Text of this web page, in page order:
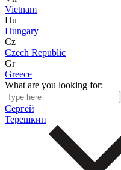
Vietnam
Hu
Hungary
Cz
Czech Republic
Gr
Greece
What are you looking for:
Сергей
Терешкин